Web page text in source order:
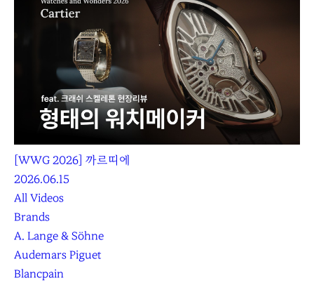
[WWG 2026] 까르띠에
2026.06.15
All Videos
Brands
A. Lange & Söhne
Audemars Piguet
Blancpain